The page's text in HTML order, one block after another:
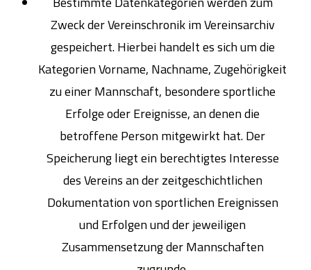
Zweck der Vereinschronik im Vereinsarchiv
gespeichert. Hierbei handelt es sich um die
Kategorien Vorname, Nachname, Zugehörigkeit
zu einer Mannschaft, besondere sportliche
Erfolge oder Ereignisse, an denen die
betroffene Person mitgewirkt hat. Der
Speicherung liegt ein berechtigtes Interesse
des Vereins an der zeitgeschichtlichen
Dokumentation von sportlichen Ereignissen
und Erfolgen und der jeweiligen
Zusammensetzung der Mannschaften